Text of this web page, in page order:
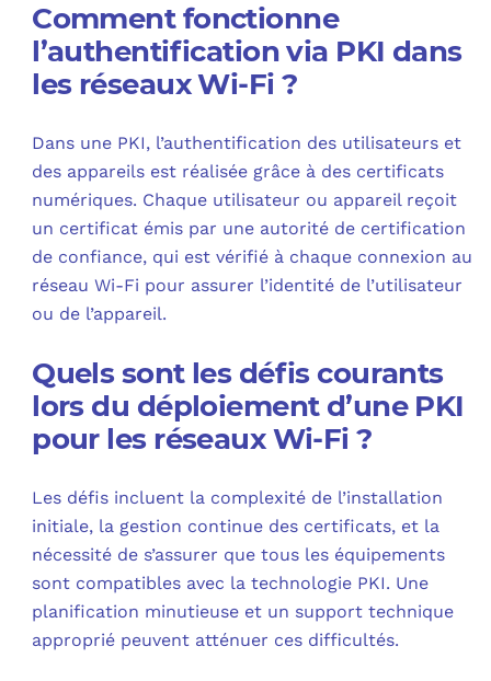
Comment fonctionne
l’authentification via PKI dans
les réseaux Wi-Fi ?
Dans une PKI, l’authentification des utilisateurs et
des appareils est réalisée grâce à des certificats
numériques. Chaque utilisateur ou appareil reçoit
un certificat émis par une autorité de certification
de confiance, qui est vérifié à chaque connexion au
réseau Wi-Fi pour assurer l’identité de l’utilisateur
ou de l’appareil.
Quels sont les défis courants
lors du déploiement d’une PKI
pour les réseaux Wi-Fi ?
Les défis incluent la complexité de l’installation
initiale, la gestion continue des certificats, et la
nécessité de s’assurer que tous les équipements
sont compatibles avec la technologie PKI. Une
planification minutieuse et un support technique
approprié peuvent atténuer ces difficultés.